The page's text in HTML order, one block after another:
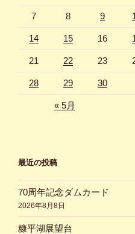
7 8 9
14 15 16
21 22 23
28 29 30
« 5月
最近の投稿
70周年記念ダムカード
2026年8月8日
糠平湖展望台